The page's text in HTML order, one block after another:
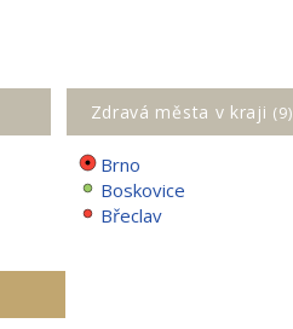
Zdravá města v kraji (9)
Brno
Boskovice
Břeclav